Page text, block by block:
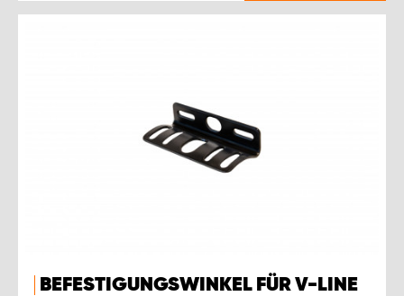
BEFESTIGUNGSWINKEL FÜR V-LINE